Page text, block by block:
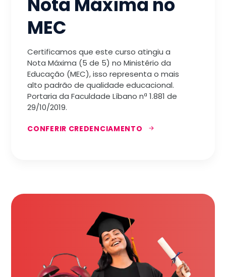
MEC
Certificamos que este curso atingiu a
Nota Máxima (5 de 5) no Ministério da
Educação (MEC), isso representa o mais
alto padrão de qualidade educacional.
Portaria da Faculdade Líbano nª 1.881 de
29/10/2019.
CONFERIR CREDENCIAMENTO